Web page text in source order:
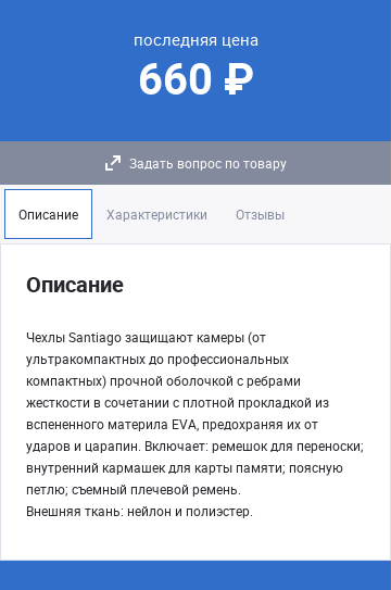
последняя цена
660 ₽
Задать вопрос по товару
Описание Характеристики Отзывы
Описание
Чехлы Santiago защищают камеры (от
ультракомпактных до профессиональных
компактных) прочной оболочкой с ребрами
жесткости в сочетании с плотной прокладкой из
вспененного материла EVA, предохраняя их от
ударов и царапин. Включает: ремешок для переноски;
внутренний кармашек для карты памяти; поясную
петлю; съемный плечевой ремень.
Внешняя ткань: нейлон и полиэстер.